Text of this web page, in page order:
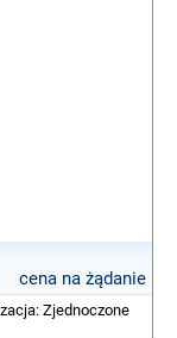
cena na żądanie
Zjednoczone